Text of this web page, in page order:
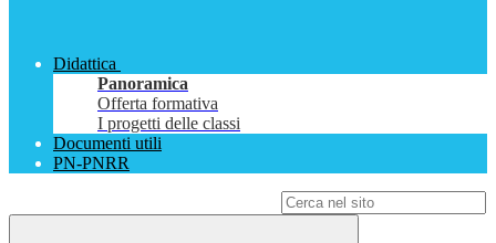
Didattica
Panoramica
Offerta formativa
I progetti delle classi
Documenti utili
PN-PNRR